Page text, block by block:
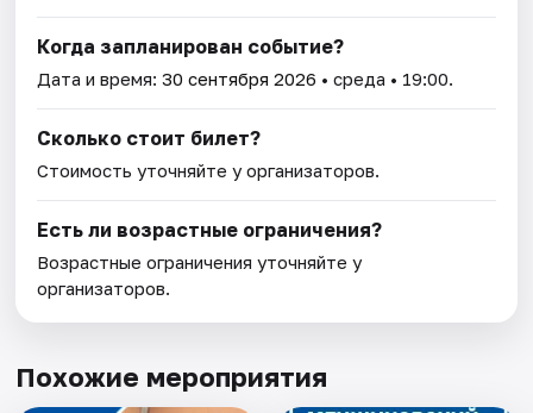
Когда запланирован событие?
Дата и время:30 сентября 2026 • среда • 19:00.
Сколько стоит билет?
Стоимость уточняйте у организаторов.
Есть ли возрастные ограничения?
Возрастные ограничения уточняйте у
организаторов.
Похожие мероприятия